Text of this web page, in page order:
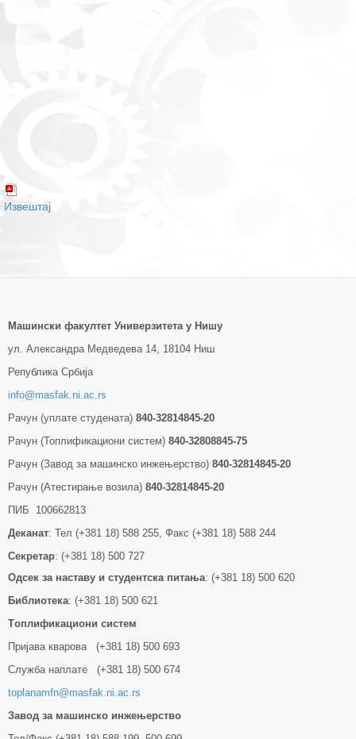
Извештај
Машински факултет Универзитетa у Нишу
ул. Александра Медведева 14, 18104 Ниш
Република Србија
info@masfak.ni.ac.rs
Рачун (уплате студената) 840-32814845-20
Рачун (Топлификациони систем) 840-32808845-75
Рачун (Завод за машинско инжењерство) 840-32814845-20
Рачун (Атестирање возила) 840-32814845-20
ПИБ 100662813
Деканат: Тел (+381 18) 588 255, Факс (+381 18) 588 244
Секретар: (+381 18) 500 727
Одсек за наставу и студентска питања: (+381 18) 500 620
Библиотека: (+381 18) 500 621
Tоплификациони систем
Пријава кварова (+381 18) 500 693
Служба наплате (+381 18) 500 674
toplanamfn@masfak.ni.ac.rs
Завод за машинско инжењерство